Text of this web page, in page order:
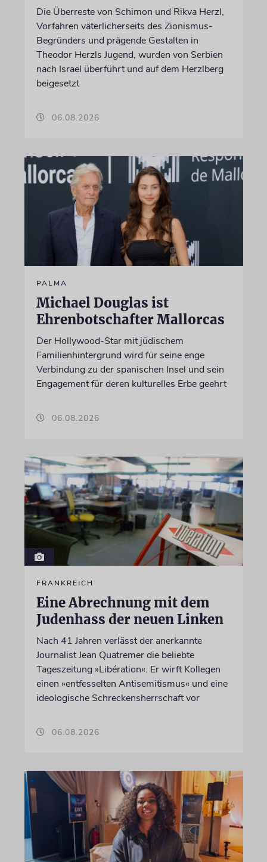
Die Überreste von Schimon und Rikva Herzl,
Vorfahren väterlicherseits des Zionismus-
Begründers und prägende Gestalten in
Theodor Herzls Jugend, wurden von Serbien
nach Israel überführt und auf dem Herzlberg
beigesetzt
06.08.2026
PALMA
Michael Douglas ist
Ehrenbotschafter Mallorcas
Der Hollywood-Star mit jüdischem
Familienhintergrund wird für seine enge
Verbindung zu der spanischen Insel und sein
Engagement für deren kulturelles Erbe geehrt
06.08.2026
FRANKREICH
Eine Abrechnung mit dem
Judenhass der neuen Linken
Nach 41 Jahren verlässt der anerkannte
Journalist Jean Quatremer die beliebte
Tageszeitung »Libération«. Er wirft Kollegen
einen »entfesselten Antisemitismus« und eine
ideologische Schreckensherrschaft vor
06.08.2026